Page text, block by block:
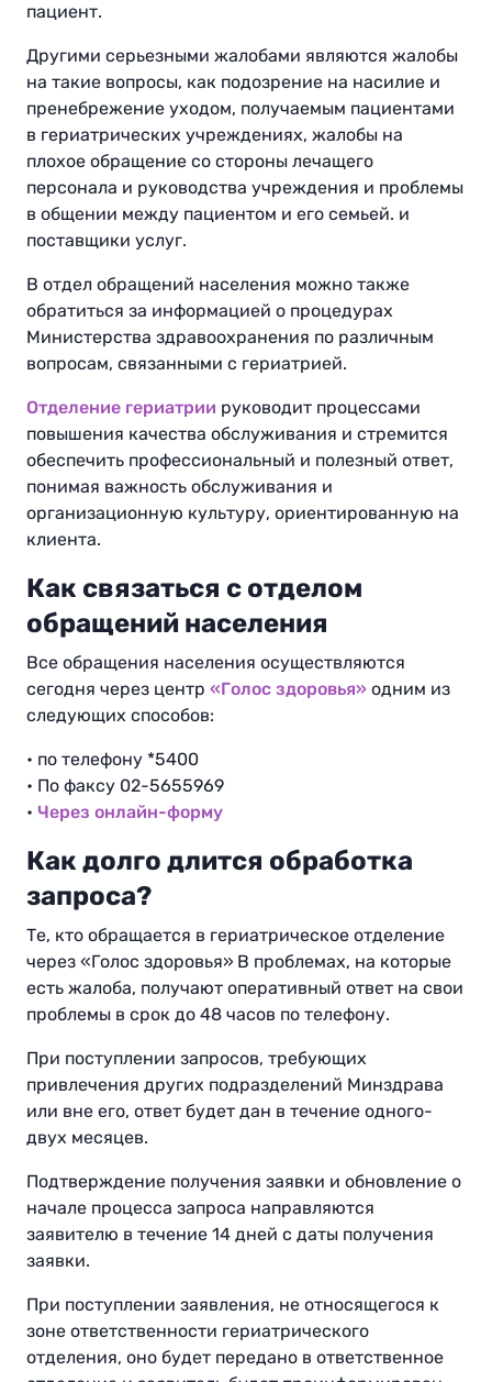
пациент.
Другими серьезными жалобами являются жалобы
на такие вопросы, как подозрение на насилие и
пренебрежение уходом, получаемым пациентами
в гериатрических учреждениях, жалобы на
плохое обращение со стороны лечащего
персонала и руководства учреждения и проблемы
в общении между пациентом и его семьей. и
поставщики услуг.
В отдел обращений населения можно также
обратиться за информацией о процедурах
Министерства здравоохранения по различным
вопросам, связанными с гериатрией.
Отделение гериатрии руководит процессами
повышения качества обслуживания и стремится
обеспечить профессиональный и полезный ответ,
понимая важность обслуживания и
организационную культуру, ориентированную на
клиента.
Как связаться с отделом
обращений населения
Все обращения населения осуществляются
сегодня через центр «Голос здоровья» одним из
следующих способов:
• по телефону *5400
• По факсу 02-5655969
• Через онлайн-форму
Как долго длится обработка
запроса?
Те, кто обращается в гериатрическое отделение
через «Голос здоровья» В проблемах, на которые
есть жалоба, получают оперативный ответ на свои
проблемы в срок до 48 часов по телефону.
При поступлении запросов, требующих
привлечения других подразделений Минздрава
или вне его, ответ будет дан в течение одного-
двух месяцев.
Подтверждение получения заявки и обновление о
начале процесса запроса направляются
заявителю в течение 14 дней с даты получения
заявки.
При поступлении заявления, не относящегося к
зоне ответственности гериатрического
отделения, оно будет передано в ответственное